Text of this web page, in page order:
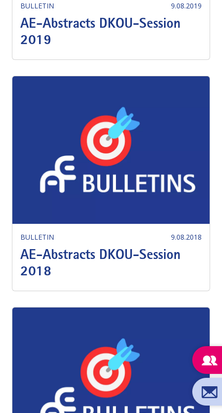
BULLETIN 9.08.2019
AE-Abstracts DKOU-Session
2019
BULLETIN 9.08.2018
AE-Abstracts DKOU-Session
2018